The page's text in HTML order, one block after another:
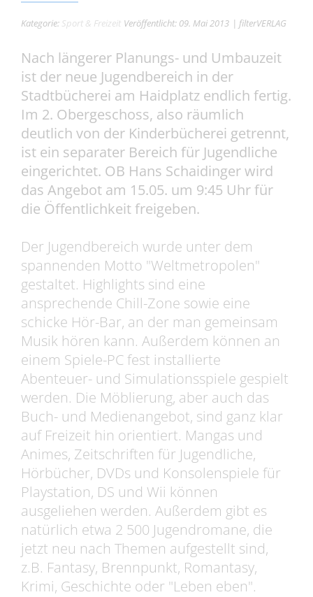
Kategorie: Sport & Freizeit Veröffentlicht: 09. Mai 2013 | filterVERLAG
Nach längerer Planungs- und Umbauzeit
ist der neue Jugendbereich in der
Stadtbücherei am Haidplatz endlich fertig.
Im 2. Obergeschoss, also räumlich
deutlich von der Kinderbücherei getrennt,
ist ein separater Bereich für Jugendliche
eingerichtet. OB Hans Schaidinger wird
das Angebot am 15.05. um 9:45 Uhr für
die Öffentlichkeit freigeben.
Der Jugendbereich wurde unter dem
spannenden Motto "Weltmetropolen"
gestaltet. Highlights sind eine
ansprechende Chill-Zone sowie eine
schicke Hör-Bar, an der man gemeinsam
Musik hören kann. Außerdem können an
einem Spiele-PC fest installierte
Abenteuer- und Simulationsspiele gespielt
werden. Die Möblierung, aber auch das
Buch- und Medienangebot, sind ganz klar
auf Freizeit hin orientiert. Mangas und
Animes, Zeitschriften für Jugendliche,
Hörbücher, DVDs und Konsolenspiele für
Playstation, DS und Wii können
ausgeliehen werden. Außerdem gibt es
natürlich etwa 2 500 Jugendromane, die
jetzt neu nach Themen aufgestellt sind,
z.B. Fantasy, Brennpunkt, Romantasy,
Krimi, Geschichte oder "Leben eben".